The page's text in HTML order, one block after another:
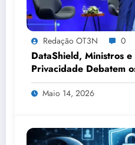
Redação OT3N 0
DataShield, Ministros e
Privacidade Debatem
Tecnologia, IA e
Congresso de Direito
Maio 14, 2026